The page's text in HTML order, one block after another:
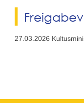
27.03.2026